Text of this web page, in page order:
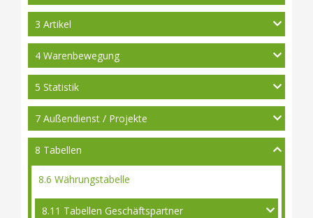
3 Artikel
4 Warenbewegung
5 Statistik
7 Außendienst / Projekte
8 Tabellen
8.6 Währungstabelle
8.11 Tabellen Geschäftspartner